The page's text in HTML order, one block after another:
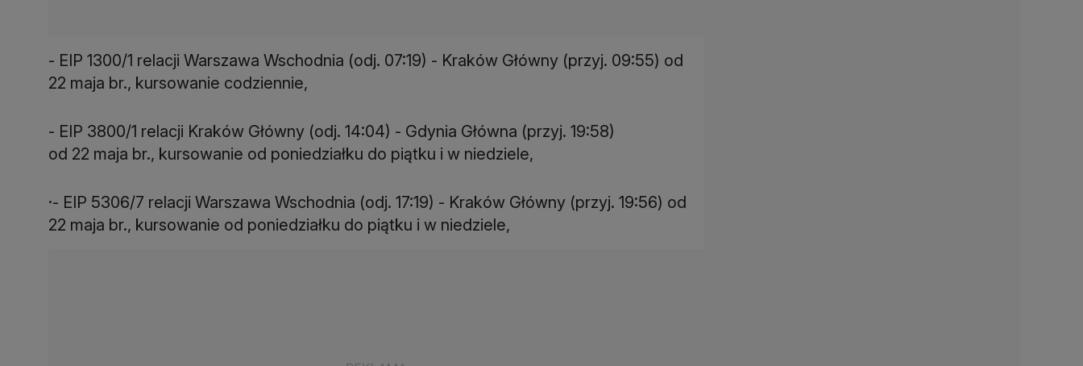
- EIP 1300/1 relacji Warszawa Wschodnia (odj. 07:19) - Kraków Główny (przyj. 09:55) od
22 maja br., kursowanie codziennie,
- EIP 3800/1 relacji Kraków Główny (odj. 14:04) - Gdynia Główna (przyj. 19:58)
od 22 maja br., kursowanie od poniedziałku do piątku i w niedziele,
·- EIP 5306/7 relacji Warszawa Wschodnia (odj. 17:19) - Kraków Główny (przyj. 19:56) od
22 maja br., kursowanie od poniedziałku do piątku i w niedziele,